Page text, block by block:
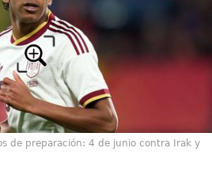
de preparación: 4 de junio contra Irak y